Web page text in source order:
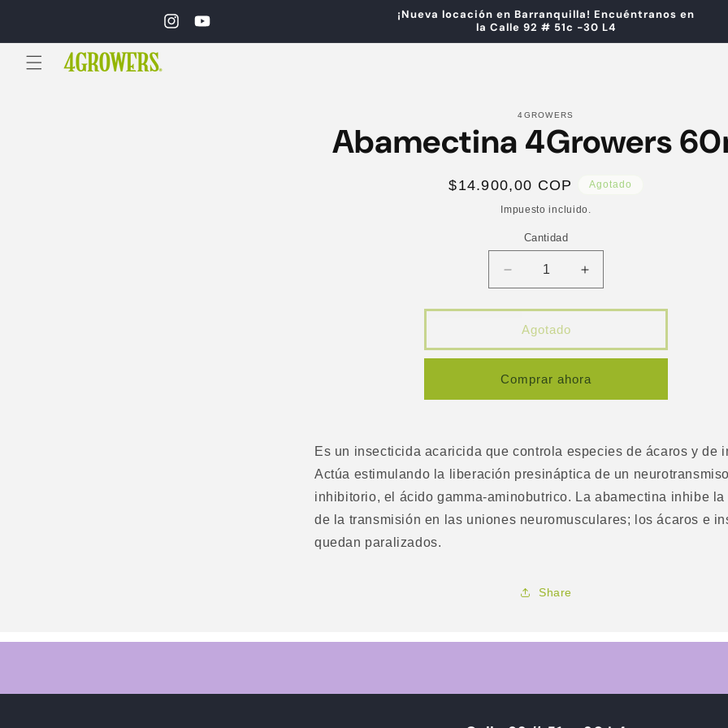
InstagramYouTube
¡Nueva locación en Barranquilla! Encuéntranos en
la Calle 92 # 51c -30 L4
a la
información
4GROWERS
Abamectina 4Growers
Precio
habitual
$14.900,00 COP Agotado
Impuesto incluido.
Cantidad
Reducir
cantidad
para
Abamectina
4Growers
60ml
Aumentar
cantidad
para
4Growers
60ml
Agotado
Comprar ahora
Es un insecticida acaricida que controla especies de ácaros y de
Actúa estimulando la liberación presináptica de un
inhibitorio, el ácido gamma-aminobutrico. La abamectina inhibe la
de la transmisión en las uniones neuromusculares; los ácaros e
quedan paralizados.
Share